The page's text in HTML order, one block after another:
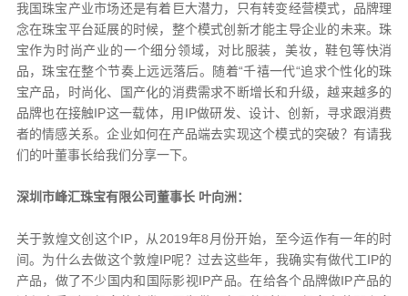
我国珠宝产业市场还是有着巨大潜力，只有转变经营模式，品牌理
念在珠宝平台延展的时候，整个模式创新才能主导企业的未来。珠
宝作为时尚产业的一个细分领域，对比服装，美妆，鞋包等快消
品，珠宝在整个节奏上远远落后。随着“千禧一代“追求个性化的珠
宝产品，时尚化、国产化的消费需求不断增长和升级，越来越多的
品牌也在接触IP这一载体，用IP做研发、设计、创新，寻求跟消费
者的情感关系。企业如何在产品端去实现这个模式的突破？有请我
们的叶董事长给我们分享一下。
深圳市峰汇珠宝有限公司董事长 叶向洲：
关于敦煌文创这个IP，从2019年8月份开始，至今运作有一年的时
间。为什么去做这个敦煌IP呢？过去这些年，我确实有做代工IP的
产品，做了不少国内和国际影视IP产品。在给各个品牌做IP产品的